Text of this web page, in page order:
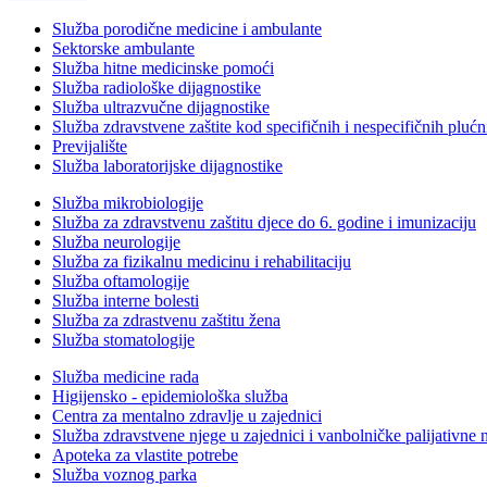
Služba porodične medicine i ambulante
Sektorske ambulante
Služba hitne medicinske pomoći
Služba radiološke dijagnostike
Služba ultrazvučne dijagnostike
Služba zdravstvene zaštite kod specifičnih i nespecifičnih
Previjalište
Služba laboratorijske dijagnostike
Služba mikrobiologije
Služba za zdravstvenu zaštitu djece do 6. godine i imunizaciju
Služba neurologije
Služba za fizikalnu medicinu i rehabilitaciju
Služba oftamologije
Služba interne bolesti
Služba za zdrastvenu zaštitu žena
Služba stomatologije
Služba medicine rada
Higijensko - epidemiološka služba
Centra za mentalno zdravlje u zajednici
Služba zdravstvene njege u zajednici i vanbolničke palijativne
Apoteka za vlastite potrebe
Služba voznog parka